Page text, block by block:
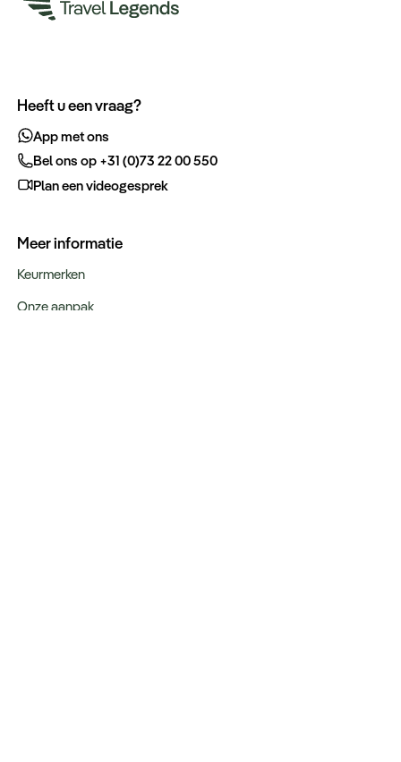
Heeft u een vraag?
App met ons
Bel ons op +31 (0)73 22 00 550
Plan een videogesprek
Meer informatie
Keurmerken
Onze aanpak